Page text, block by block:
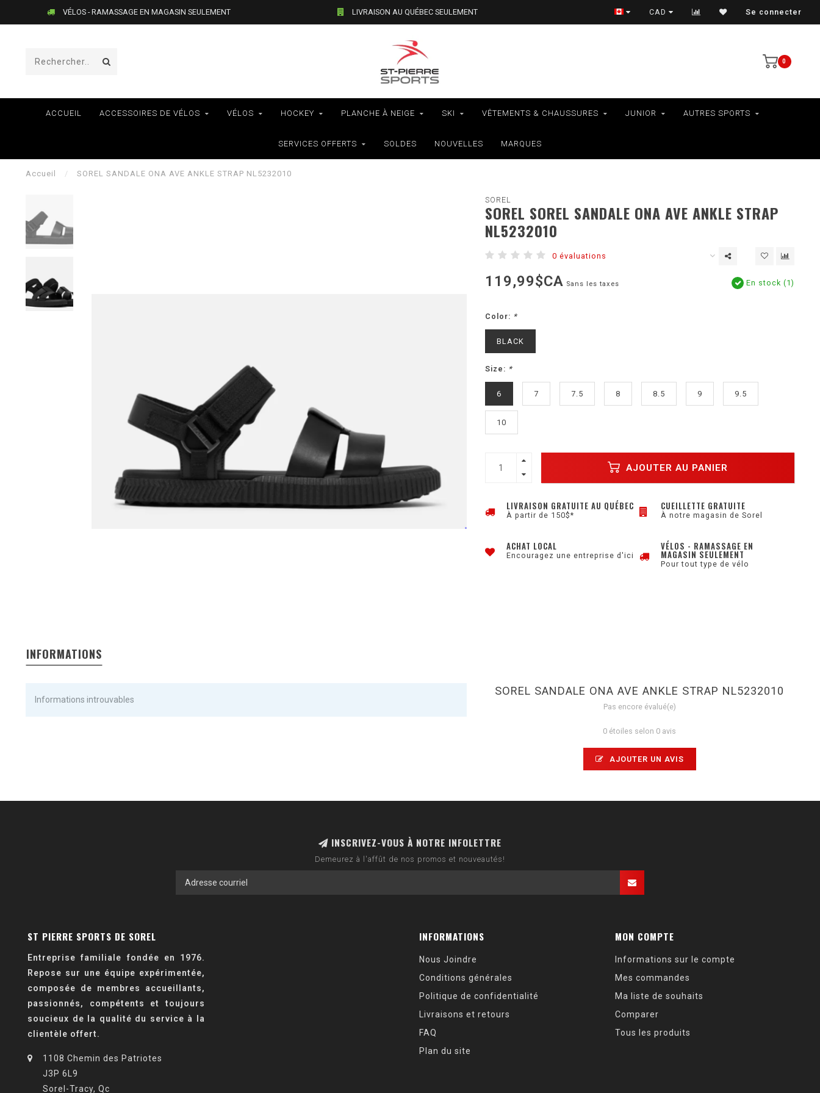
VÉLOS - RAMASSAGE EN MAGASIN SEULEMENT LIVRAISON AU QUÉBEC SEULEMENT VÉLOS - RAMASSAGE EN MAGASIN SEULEMENT
CAD Se connecter
0
ACCUEIL ACCESSOIRES DE VÉLOS VÉLOS HOCKEY PLANCHE À NEIGE SKI VÊTEMENTS & CHAUSSURES JUNIOR AUTRES SPORTS
SERVICES OFFERTS SOLDES NOUVELLES MARQUES
Accueil / SOREL SANDALE ONA AVE ANKLE STRAP NL5232010
SOREL
SOREL SOREL SANDALE ONA AVE ANKLE STRAP
NL5232010
0 évaluations
119,99$CA Sans les taxes En stock (1)
Color: *
BLACK
Size: *
6 7 7.5 8 8.5 9 9.5
10
AJOUTER AU PANIER
LIVRAISON GRATUITE AU QUÉBEC
À partir de 150$*
CUEILLETTE GRATUITE
À notre magasin de Sorel
ACHAT LOCAL
Encouragez une entreprise d'ici
VÉLOS - RAMASSAGE EN
MAGASIN SEULEMENT
Pour tout type de vélo
INFORMATIONS
Informations introuvables
SOREL SANDALE ONA AVE ANKLE STRAP NL5232010
Pas encore évalué(e)
0 étoiles selon 0 avis
AJOUTER UN AVIS
INSCRIVEZ-VOUS À NOTRE INFOLETTRE
Demeurez à l'affût de nos promos et nouveautés!
ST PIERRE SPORTS DE SOREL
Entreprise familiale fondée en 1976.
Repose sur une équipe expérimentée,
composée de membres accueillants,
passionnés, compétents et toujours
soucieux de la qualité du service à la
clientèle offert.
1108 Chemin des Patriotes
J3P 6L9
Sorel-Tracy, Qc
INFORMATIONS
Nous Joindre
Conditions générales
Politique de confidentialité
Livraisons et retours
FAQ
Plan du site
MON COMPTE
Informations sur le compte
Mes commandes
Ma liste de souhaits
Comparer
Tous les produits